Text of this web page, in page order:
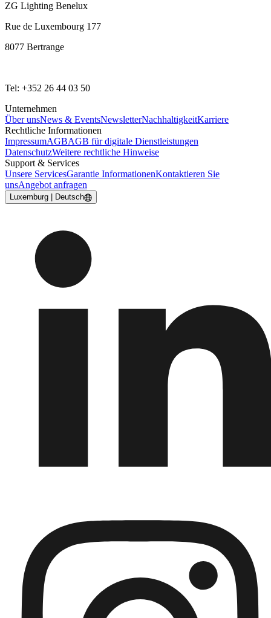
ZG Lighting Benelux
Rue de Luxembourg 177
8077 Bertrange
Tel: +352 26 44 03 50
Unternehmen
Über unsNews & EventsNewsletterNachhaltigkeitKarriere
Rechtliche Informationen
ImpressumAGBAGB für digitale Dienstleistungen
DatenschutzWeitere rechtliche Hinweise
Support & Services
Unsere ServicesGarantie InformationenKontaktieren Sie
unsAngebot anfragen
Luxemburg | Deutsch